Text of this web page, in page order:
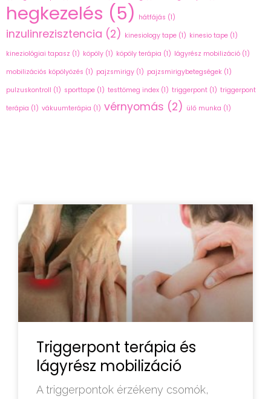
hegkezelés (5) hátfájás (1)
inzulinrezisztencia (2) kinesiology tape (1) kinesio tape (1)
kineziológiai tapasz (1) köpöly (1) köpöly terápia (1) lágyrész mobilizáció (1)
mobilizációs köpölyözés (1) pajzsmirigy (1) pajzsmirigybetegségek (1)
pulzuskontroll (1) sporttape (1) testtömeg index (1) triggerpont (1) triggerpont
terápia (1) vákuumterápia (1) vérnyomás (2) ülő munka (1)
Triggerpont terápia és
lágyrész mobilizáció
A triggerpontok érzékeny csomók,